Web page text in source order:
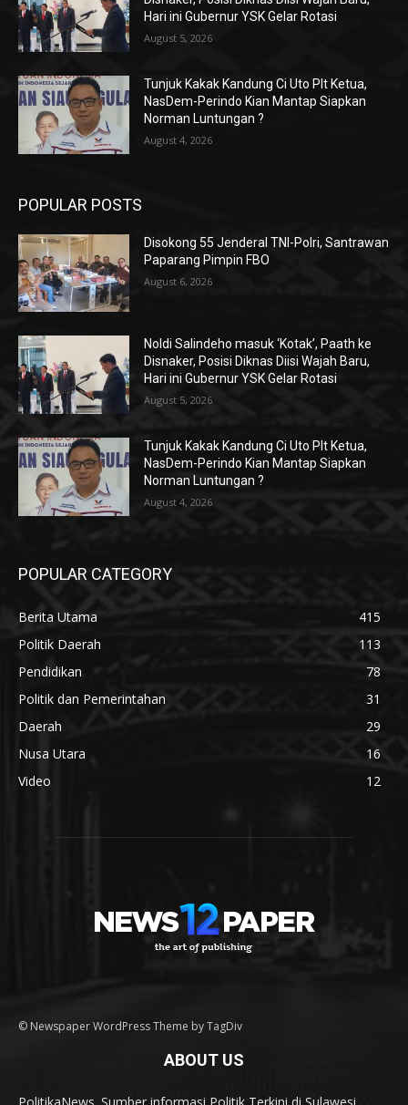
Hari ini Gubernur YSK Gelar Rotasi
August 5, 2026
Tunjuk Kakak Kandung Ci Uto Plt Ketua,
NasDem-Perindo Kian Mantap Siapkan
Norman Luntungan ?
August 4, 2026
POPULAR POSTS
Disokong 55 Jenderal TNI-Polri, Santrawan
Paparang Pimpin FBO
August 6, 2026
Noldi Salindeho masuk ‘Kotak’, Paath ke
Disnaker, Posisi Diknas Diisi Wajah Baru,
Hari ini Gubernur YSK Gelar Rotasi
August 5, 2026
Tunjuk Kakak Kandung Ci Uto Plt Ketua,
NasDem-Perindo Kian Mantap Siapkan
Norman Luntungan ?
August 4, 2026
POPULAR CATEGORY
Berita Utama
415
Politik Daerah
113
Pendidikan
78
Politik dan Pemerintahan
31
Daerah
29
Nusa Utara
16
Video
12
© Newspaper WordPress Theme by TagDiv
ABOUT US